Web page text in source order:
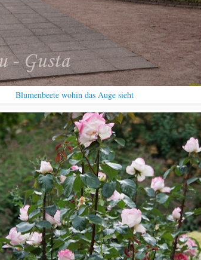
Blumenbeete wohin das Auge sieht